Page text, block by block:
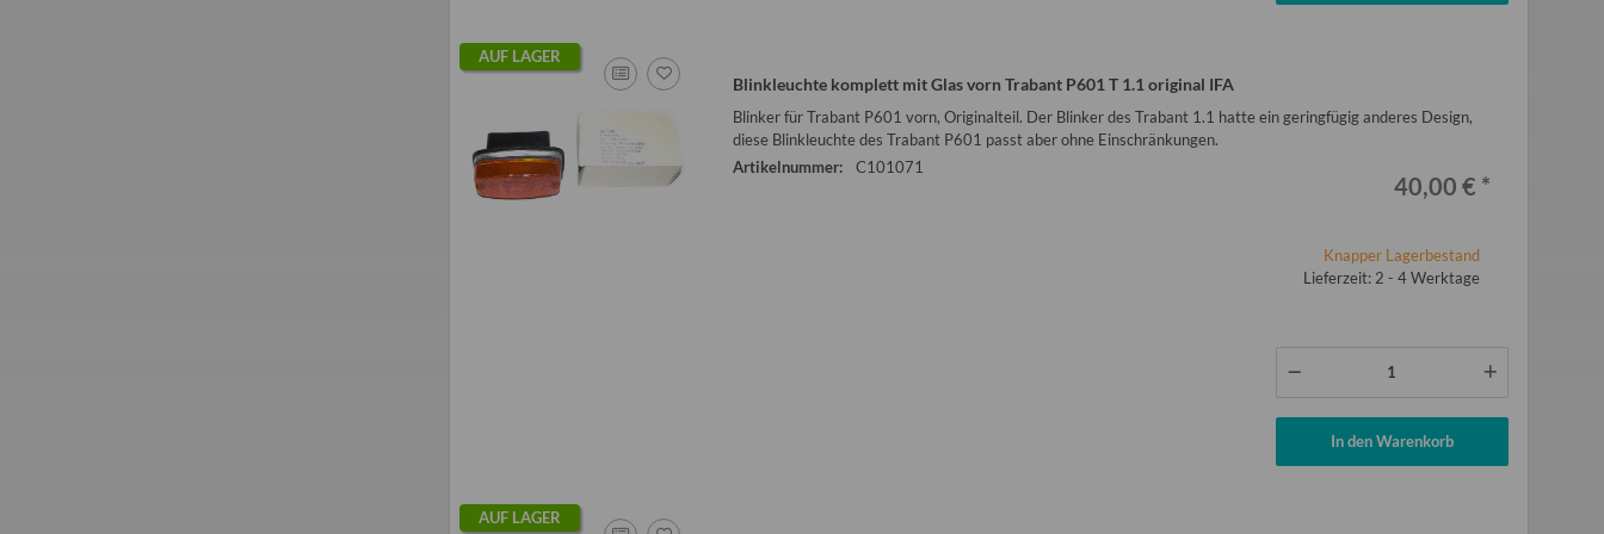
AUF LAGER
Blinkleuchte komplett mit Glas vorn Trabant P601 T 1.1 original IFA
Blinker für Trabant P601 vorn, Originalteil. Der Blinker des Trabant 1.1 hatte ein geringfügig anderes Design,
diese Blinkleuchte des Trabant P601 passt aber ohne Einschränkungen.
Artikelnummer:
C101071
40,00 € *
Knapper Lagerbestand
Lieferzeit: 2 - 4 Werktage
In den Warenkorb
AUF LAGER